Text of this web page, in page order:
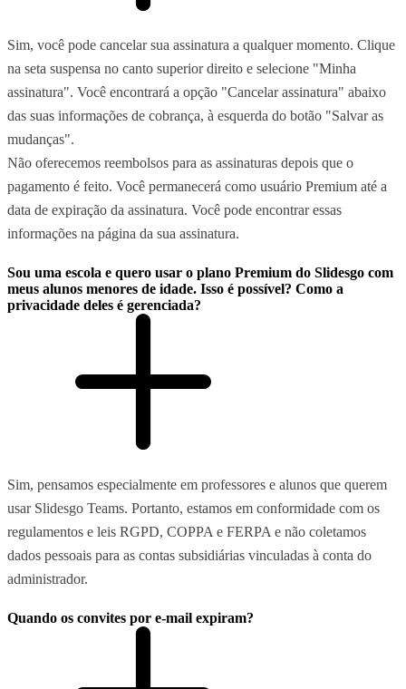
Sim, você pode cancelar sua assinatura a qualquer momento. Clique
na seta suspensa no canto superior direito e selecione "Minha
assinatura". Você encontrará a opção "Cancelar assinatura" abaixo
das suas informações de cobrança, à esquerda do botão "Salvar as
mudanças".
Não oferecemos reembolsos para as assinaturas depois que o
pagamento é feito. Você permanecerá como usuário Premium até a
data de expiração da assinatura. Você pode encontrar essas
informações na página da sua assinatura.
Sou uma escola e quero usar o plano Premium do Slidesgo com
meus alunos menores de idade. Isso é possível? Como a
privacidade deles é gerenciada?
Sim, pensamos especialmente em professores e alunos que querem
usar Slidesgo Teams. Portanto, estamos em conformidade com os
regulamentos e leis RGPD, COPPA e FERPA e não coletamos
dados pessoais para as contas subsidiárias vinculadas à conta do
administrador.
Quando os convites por e-mail expiram?